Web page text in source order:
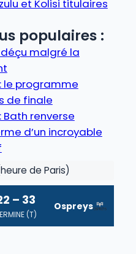
et Kolisi titulaires
populaires :
malgré la
le programme
de finale
Bath renverse
d’un incroyable
de Paris)
– 33
(T)
Ospreys